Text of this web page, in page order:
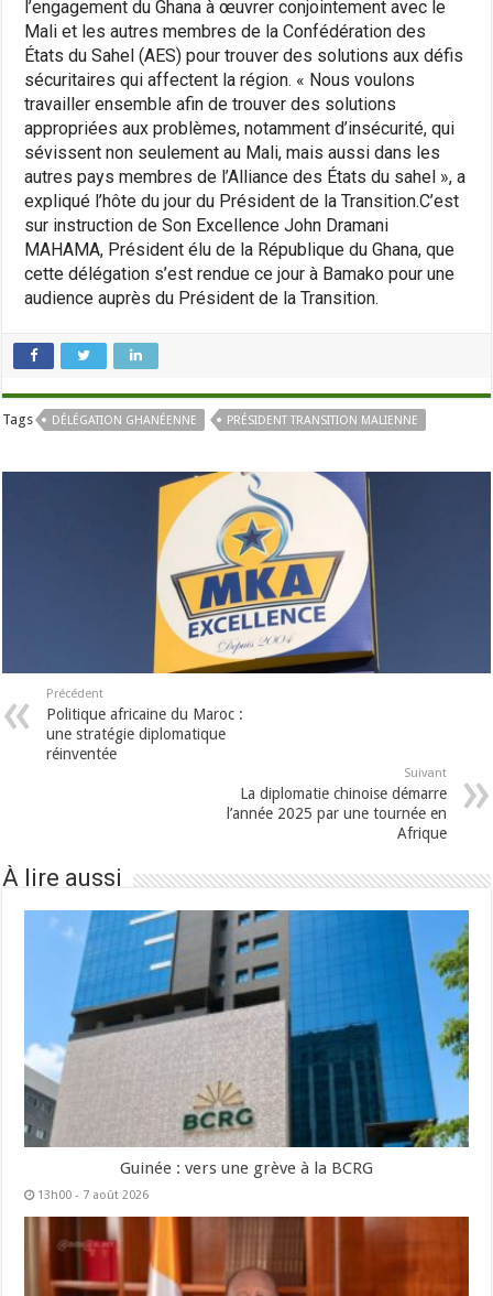
l’engagement du Ghana à œuvrer conjointement avec le
Mali et les autres membres de la Confédération des
États du Sahel (AES) pour trouver des solutions aux défis
sécuritaires qui affectent la région. « Nous voulons
travailler ensemble afin de trouver des solutions
appropriées aux problèmes, notamment d’insécurité, qui
sévissent non seulement au Mali, mais aussi dans les
autres pays membres de l’Alliance des États du sahel », a
expliqué l’hôte du jour du Président de la Transition.C’est
sur instruction de Son Excellence John Dramani
MAHAMA, Président élu de la République du Ghana, que
cette délégation s’est rendue ce jour à Bamako pour une
audience auprès du Président de la Transition.
Tags DÉLÉGATION GHANÉENNE PRÉSIDENT TRANSITION MALIENNE
Précédent
Politique africaine du Maroc :
une stratégie diplomatique
réinventée
Suivant
La diplomatie chinoise démarre
l’année 2025 par une tournée en
Afrique
À lire aussi
Guinée : vers une grève à la BCRG
13h00 - 7 août 2026